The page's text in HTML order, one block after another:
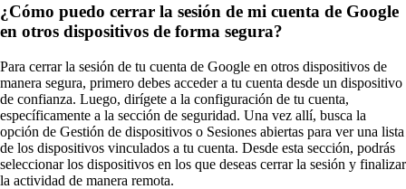
¿Cómo puedo cerrar la sesión de mi cuenta de Google
en otros dispositivos de forma segura?
Para cerrar la sesión de tu cuenta de Google en otros dispositivos de
manera segura, primero debes acceder a tu cuenta desde un dispositivo
de confianza. Luego, dirígete a la configuración de tu cuenta,
específicamente a la sección de seguridad. Una vez allí, busca la
opción de Gestión de dispositivos o Sesiones abiertas para ver una lista
de los dispositivos vinculados a tu cuenta. Desde esta sección, podrás
seleccionar los dispositivos en los que deseas cerrar la sesión y finalizar
la actividad de manera remota.